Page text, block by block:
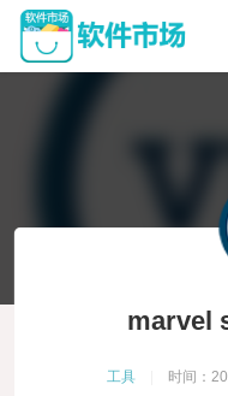
marvel
工具 时间：